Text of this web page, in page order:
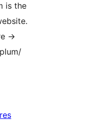
is the
->